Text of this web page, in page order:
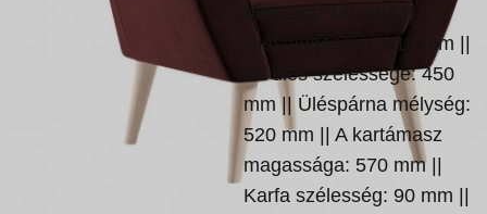
Mélység: 740 mm ||
Ülésmagasság: 410 mm ||
Az ülés szélessége: 450
mm || Üléspárna mélység:
520 mm || A kartámasz
magassága: 570 mm ||
Karfa szélesség: 90 mm ||